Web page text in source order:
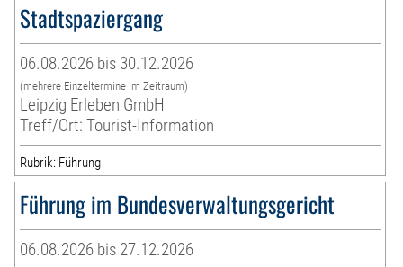
Stadtspaziergang
06.08.2026 bis 30.12.2026
(mehrere Einzeltermine im Zeitraum)
Leipzig Erleben GmbH
Treff/Ort: Tourist-Information
Rubrik: Führung
Führung im Bundesverwaltungsgericht
06.08.2026 bis 27.12.2026